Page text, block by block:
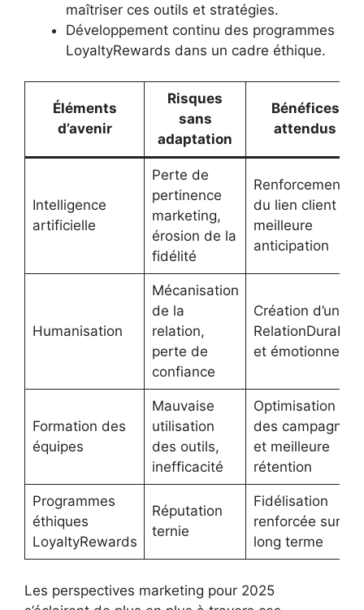
maîtriser ces outils et stratégies.
Développement continu des programmes
LoyaltyRewards dans un cadre éthique.
Éléments
d’avenir
Risques
sans
adaptation
Bénéfices
attendus
Intelligence
artificielle
Perte de
pertinence
marketing,
érosion de la
fidélité
Renforcement
du lien client et
meilleure
anticipation
Humanisation
Mécanisation
de la
relation,
perte de
confiance
Création d’une
RelationDurable
et émotionnelle
Formation des
équipes
Mauvaise
utilisation
des outils,
inefficacité
Optimisation
des campagnes
et meilleure
rétention
Programmes
éthiques
LoyaltyRewards
Réputation
ternie
Fidélisation
renforcée sur le
long terme
Les perspectives marketing pour 2025